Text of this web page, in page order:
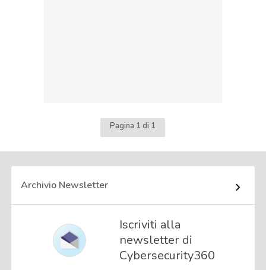
Pagina 1 di 1
Archivio Newsletter
Iscriviti alla
newsletter di
Cybersecurity360